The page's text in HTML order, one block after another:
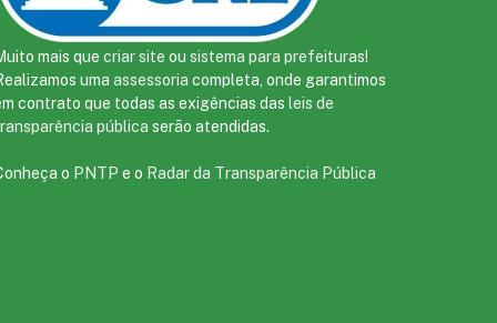
mais que criar site ou sistema para prefeituras!
uma assessoria completa, onde garantimos
contrato que todas as exigências das leis de
pública serão atendidas.
o PNTP e o Radar da Transparência Pública